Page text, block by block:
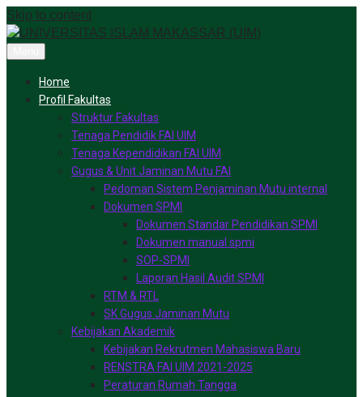
Skip to content
Home
Profil Fakultas
Struktur Fakultas
Tenaga Pendidik FAI UIM
Tenaga Kependidikan FAI UIM
Gugus & Unit Jaminan Mutu FAI
Pedoman Sistem Penjaminan Mutu internal
Dokumen SPMI
Dokumen Standar Pendidikan SPMI
Dokumen manual spmi
SOP-SPMI
Laporan Hasil Audit SPMI
RTM & RTL
SK Gugus Jaminan Mutu
Kebijakan Akademik
Kebijakan Rekrutmen Mahasiswa Baru
RENSTRA FAI UIM 2021-2025
Peraturan Rumah Tangga